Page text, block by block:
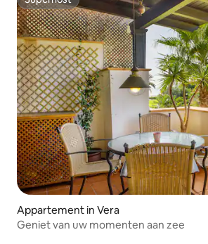
Superhost
Appartement in Vera
Geniet van uw momenten aan zee